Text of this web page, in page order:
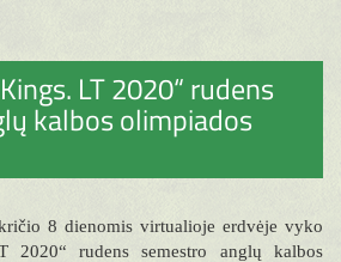
LT 2020“ rudens
kalbos olimpiados
8 dienomis virtualioje erdvėje vyko
2020“ rudens semestro anglų kalbos